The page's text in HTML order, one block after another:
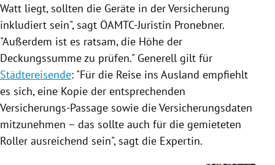
Watt liegt, sollten die Geräte in der Versicherung
inkludiert sein", sagt ÖAMTC-Juristin Pronebner.
"Außerdem ist es ratsam, die Höhe der
Deckungssumme zu prüfen." Generell gilt für
Städtereisende: "Für die Reise ins Ausland empfiehlt
es sich, eine Kopie der entsprechenden
Versicherungs-Passage sowie die Versicherungsdaten
mitzunehmen – das sollte auch für die gemieteten
Roller ausreichend sein", sagt die Expertin.